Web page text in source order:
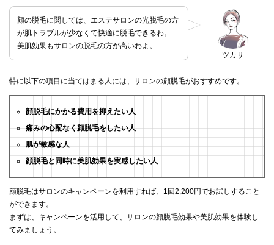
ツカサ
顔の脱毛に関しては、エステサロンの光脱毛の方
が肌トラブルが少なくて快適に脱毛できるわ。
美肌効果もサロンの脱毛の方が高いわよ。
特に以下の項目に当てはまる人には、サロンの顔脱毛がおすすめです。
顔脱毛にかかる費用を抑えたい人
痛みの心配なく顔脱毛をしたい人
肌が敏感な人
顔脱毛と同時に美肌効果を実感したい人
顔脱毛はサロンのキャンペーンを利用すれば、1回2,200円でお試しすること
ができます。
まずは、キャンペーンを活用して、サロンの顔脱毛効果や美肌効果を体験し
てみましょう。